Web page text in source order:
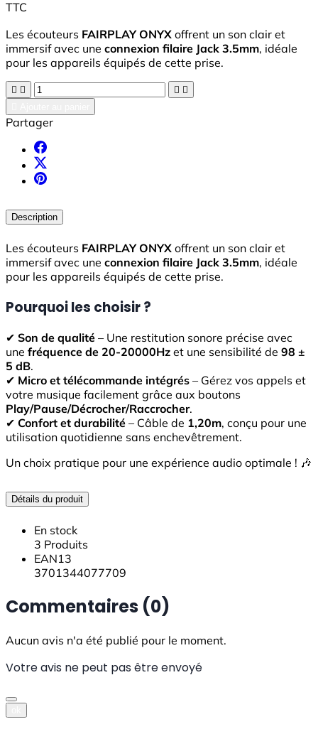
TTC
Les écouteurs FAIRPLAY ONYX offrent un son clair et
immersif avec une connexion filaire Jack 3.5mm, idéale
pour les appareils équipés de cette prise.
   
Partager
Description
Les écouteurs FAIRPLAY ONYX offrent un son clair et
immersif avec une connexion filaire Jack 3.5mm, idéale
pour les appareils équipés de cette prise.
Pourquoi les choisir ?
✔ Son de qualité – Une restitution sonore précise avec
une fréquence de 20-20000Hz et une sensibilité de 98 ±
5 dB.
✔ Micro et télécommande intégrés – Gérez vos appels et
votre musique facilement grâce aux boutons
Play/Pause/Décrocher/Raccrocher.
✔ Confort et durabilité – Câble de 1,20m, conçu pour une
utilisation quotidienne sans enchevêtrement.
Un choix pratique pour une expérience audio optimale ! 🎶
Détails du produit
En stock
3 Produits
EAN13
3701344077709
Commentaires (0)
Aucun avis n'a été publié pour le moment.
Votre avis ne peut pas être envoyé